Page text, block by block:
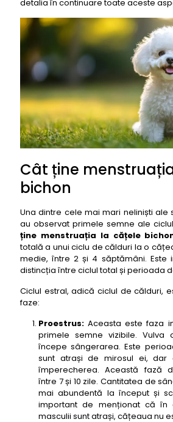
detalia în continuare toate aceste
Cât ține
bichon
Una dintre cele mai mari neliniști ale
au observat primele semne ale
ține menstruația la cățele
totală a unui ciclu de călduri la o
medie, între 2 și 4 săptămâni. Este
distincția între ciclul total și perioada
Ciclul estral, adică ciclul de călduri,
faze:
Proestrus: Aceasta este faza
primele semne vizibile. Vulva
începe sângerarea. Este
sunt atrași de mirosul ei, dar
împerecherea. Această fază
între 7 și 10 zile. Cantitatea de
mai abundentă la început și
important de menționat că în
masculii sunt atrași, cățeaua nu